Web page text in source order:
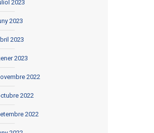
2023
2023
2023
2023
2022
2022
2022